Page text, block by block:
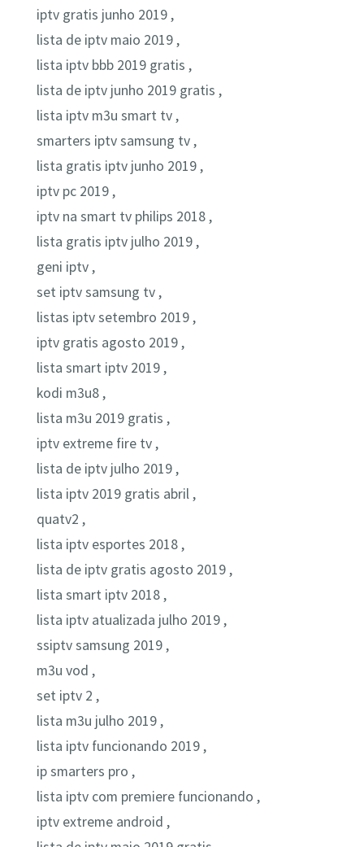
iptv gratis junho 2019 ,
lista de iptv maio 2019 ,
lista iptv bbb 2019 gratis ,
lista de iptv junho 2019 gratis ,
lista iptv m3u smart tv ,
smarters iptv samsung tv ,
lista gratis iptv junho 2019 ,
iptv pc 2019 ,
iptv na smart tv philips 2018 ,
lista gratis iptv julho 2019 ,
geni iptv ,
set iptv samsung tv ,
listas iptv setembro 2019 ,
iptv gratis agosto 2019 ,
lista smart iptv 2019 ,
kodi m3u8 ,
lista m3u 2019 gratis ,
iptv extreme fire tv ,
lista de iptv julho 2019 ,
lista iptv 2019 gratis abril ,
quatv2 ,
lista iptv esportes 2018 ,
lista de iptv gratis agosto 2019 ,
lista smart iptv 2018 ,
lista iptv atualizada julho 2019 ,
ssiptv samsung 2019 ,
m3u vod ,
set iptv 2 ,
lista m3u julho 2019 ,
lista iptv funcionando 2019 ,
ip smarters pro ,
lista iptv com premiere funcionando ,
iptv extreme android ,